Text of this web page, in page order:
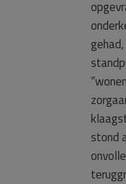
stond